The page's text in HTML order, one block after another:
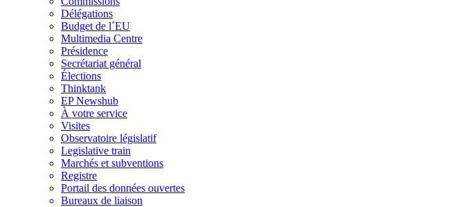
Délégations
Budget de l´EU
Multimedia Centre
Présidence
Secrétariat général
Élections
Thinktank
EP Newshub
À votre service
Visites
Observatoire législatif
Legislative train
Marchés et subventions
Registre
Portail des données ouvertes
Bureaux de liaison